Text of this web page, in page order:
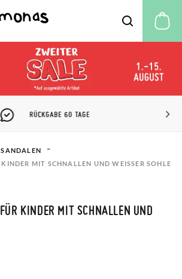
PISAMONAS CLUB RABATT
SANDALEN
MIT SCHNALLEN UND WEISSER SOHLE
KINDER MIT SCHNALLEN UND